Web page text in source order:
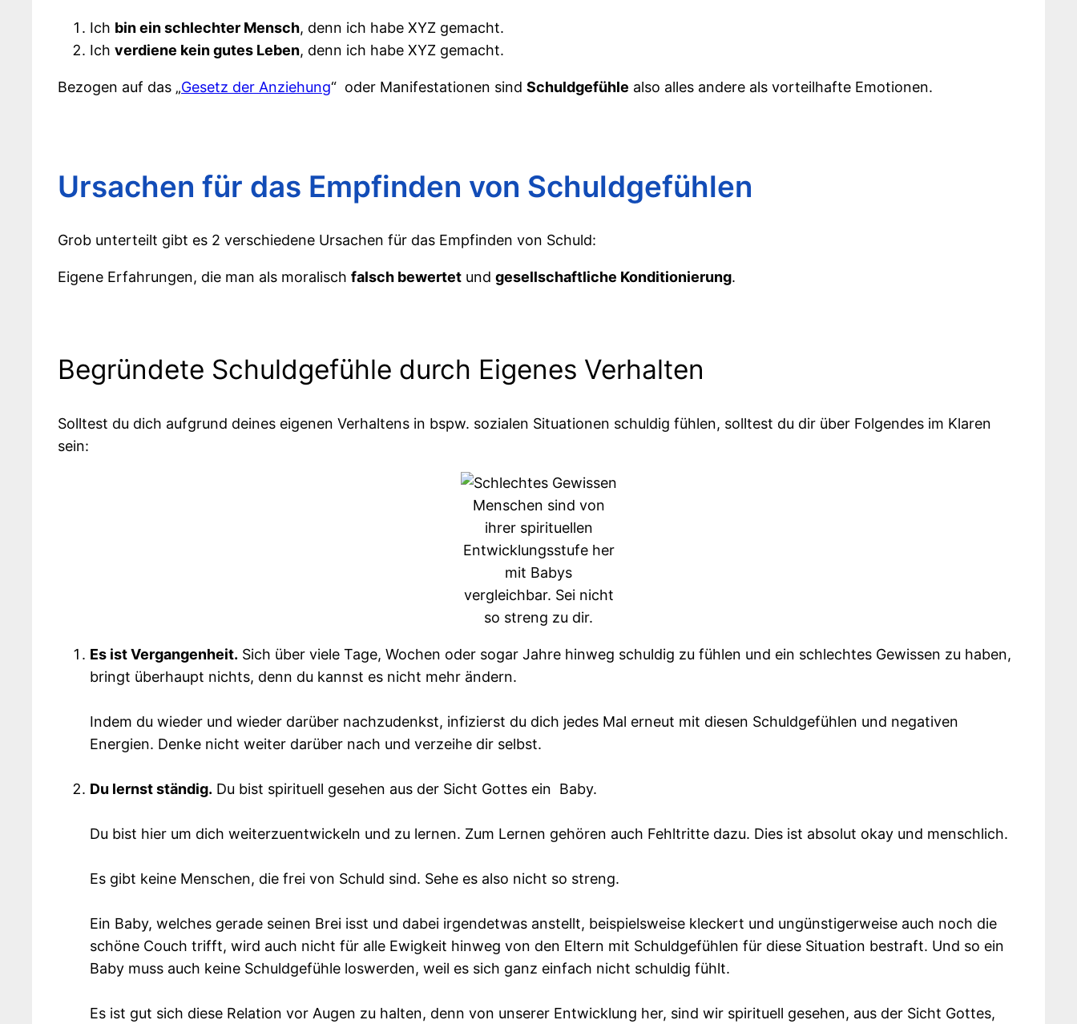
Ich bin ein schlechter Mensch, denn ich habe XYZ gemacht.
Ich verdiene kein gutes Leben, denn ich habe XYZ gemacht.
Bezogen auf das „Gesetz der Anziehung“ oder Manifestationen sind Schuldgefühle also alles andere als vorteilhafte Emotionen.
Ursachen für das Empfinden von Schuldgefühlen
Grob unterteilt gibt es 2 verschiedene Ursachen für das Empfinden von Schuld:
Eigene Erfahrungen, die man als moralisch falsch bewertet und gesellschaftliche Konditionierung.
Begründete Schuldgefühle durch Eigenes Verhalten
Solltest du dich aufgrund deines eigenen Verhaltens in bspw. sozialen Situationen schuldig fühlen, solltest du dir über Folgendes im Klaren
sein:
Menschen sind von
ihrer spirituellen
Entwicklungsstufe her
mit Babys
vergleichbar. Sei nicht
so streng zu dir.
Es ist Vergangenheit. Sich über viele Tage, Wochen oder sogar Jahre hinweg schuldig zu fühlen und ein schlechtes Gewissen zu haben,
bringt überhaupt nichts, denn du kannst es nicht mehr ändern.
Indem du wieder und wieder darüber nachzudenkst, infizierst du dich jedes Mal erneut mit diesen Schuldgefühlen und negativen
Energien. Denke nicht weiter darüber nach und verzeihe dir selbst.
Du lernst ständig. Du bist spirituell gesehen aus der Sicht Gottes ein Baby.
Du bist hier um dich weiterzuentwickeln und zu lernen. Zum Lernen gehören auch Fehltritte dazu. Dies ist absolut okay und menschlich.
Es gibt keine Menschen, die frei von Schuld sind. Sehe es also nicht so streng.
Ein Baby, welches gerade seinen Brei isst und dabei irgendetwas anstellt, beispielsweise kleckert und ungünstigerweise auch noch die
schöne Couch trifft, wird auch nicht für alle Ewigkeit hinweg von den Eltern mit Schuldgefühlen für diese Situation bestraft. Und so ein
Baby muss auch keine Schuldgefühle loswerden, weil es sich ganz einfach nicht schuldig fühlt.
Es ist gut sich diese Relation vor Augen zu halten, denn von unserer Entwicklung her, sind wir spirituell gesehen, aus der Sicht Gottes,